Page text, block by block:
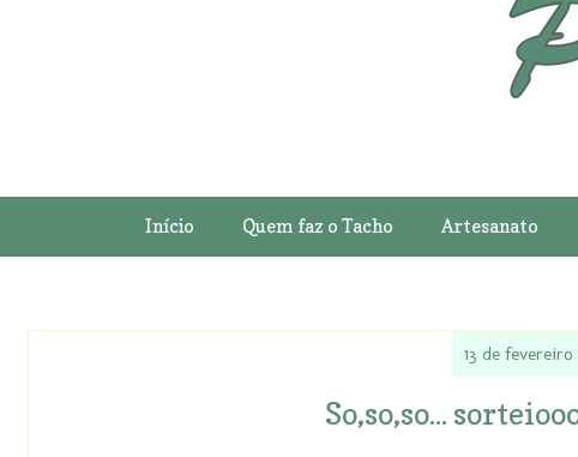
Início Quem faz o Tacho Artesanato
13 de fevereiro
So,so,so...